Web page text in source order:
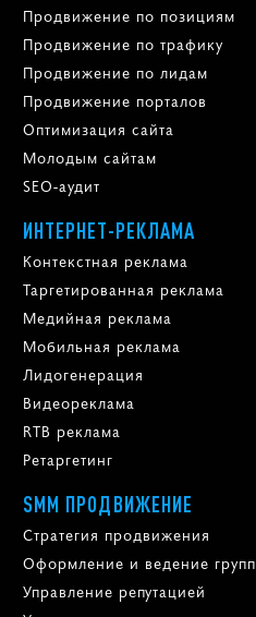
Продвижение по позициям
Продвижение по трафику
Продвижение по лидам
Продвижение порталов
Оптимизация сайта
Молодым сайтам
SEO-аудит
ИНТЕРНЕТ-РЕКЛАМА
Контекстная реклама
Таргетированная реклама
Медийная реклама
Мобильная реклама
Лидогенерация
Видеореклама
RTB реклама
Ретаргетинг
SMM ПРОДВИЖЕНИЕ
Стратегия продвижения
Оформление и ведение групп
Управление репутацией